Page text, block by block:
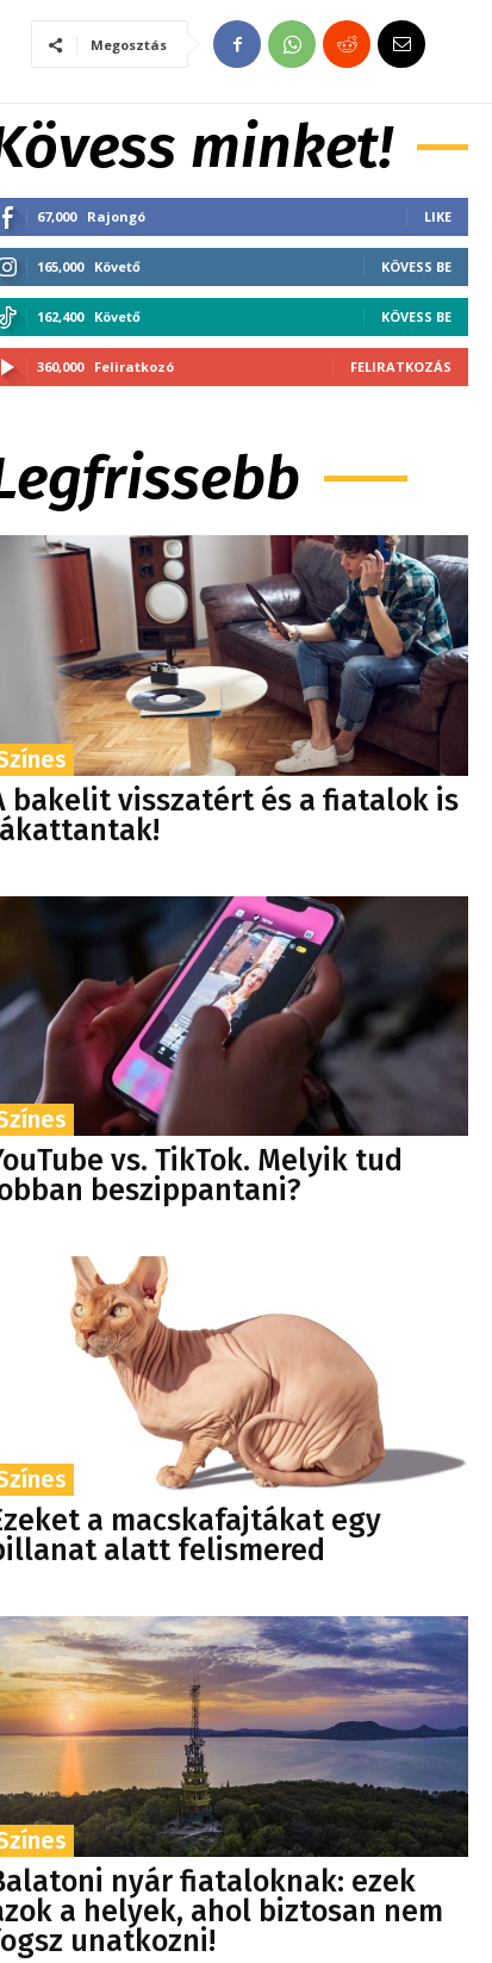
Megosztás
minket!
67,000 Rajongó LIKE
165,000 Követő KÖVESS BE
162,400 Követő KÖVESS BE
360,000 Feliratkozó FELIRATKOZÁS
bakelit visszatért és a fiatalok is
vs. TikTok. Melyik tud
beszippantani?
a macskafajtákat egy
alatt felismered
nyár fiataloknak: ezek
a helyek, ahol biztosan nem
unatkozni!